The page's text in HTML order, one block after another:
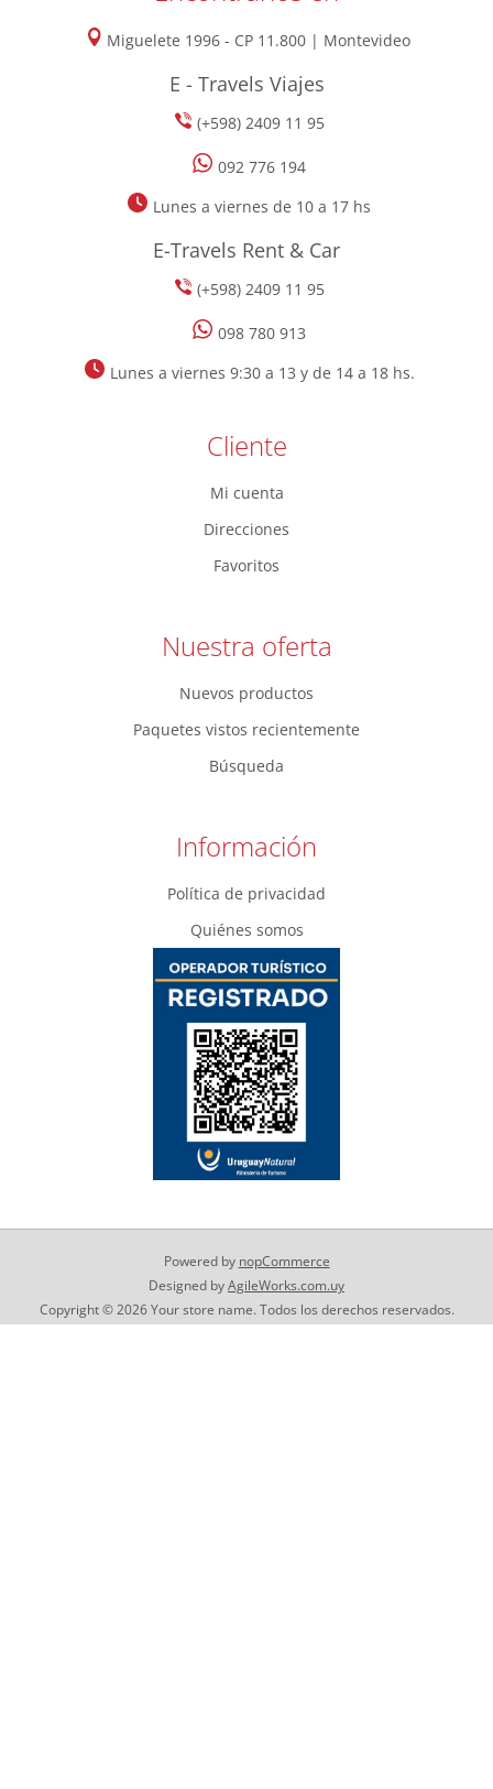
Miguelete 1996 - CP 11.800 | Montevideo
E - Travels Viajes
(+598) 2409 11 95
092 776 194
Lunes a viernes de 10 a 17 hs
E-Travels Rent & Car
(+598) 2409 11 95
098 780 913
Lunes a viernes 9:30 a 13 y de 14 a 18 hs.
Cliente
Mi cuenta
Direcciones
Favoritos
Nuestra oferta
Nuevos productos
Paquetes vistos recientemente
Búsqueda
Información
Política de privacidad
Quiénes somos
Powered by nopCommerce
Designed byAgileWorks.com.uy
Copyright © 2026 Your store name. Todos los derechos reservados.